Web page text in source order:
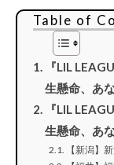
Table of
『LIL
生懸命、あ
『LIL
生懸命、あ
【新潟】